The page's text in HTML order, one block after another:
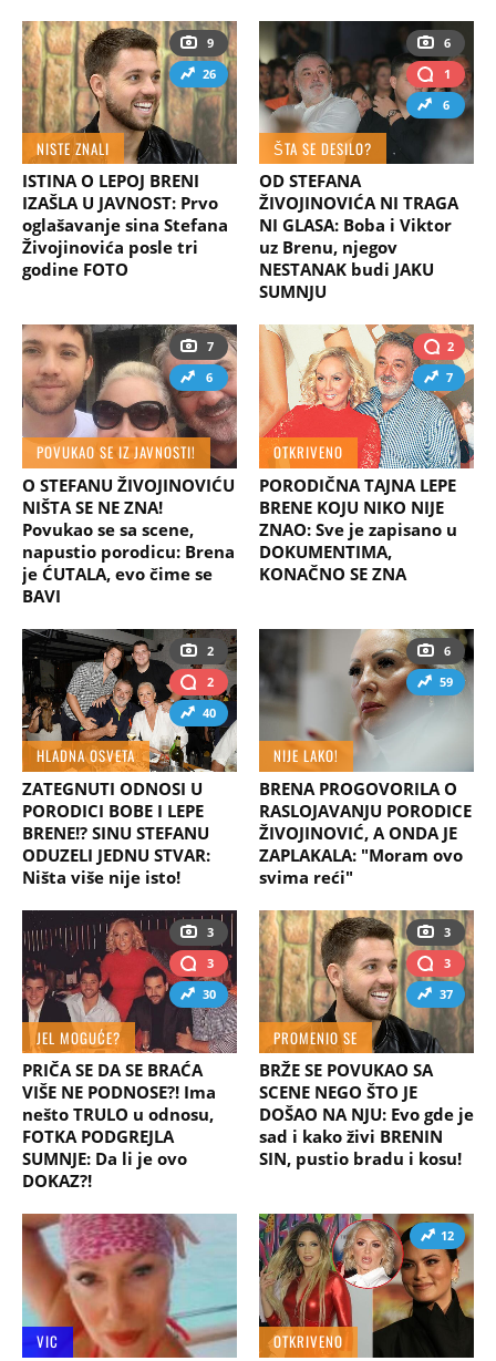
9
26
NISTE ZNALI
ISTINA O LEPOJ BRENI
IZAŠLA U JAVNOST: Prvo
oglašavanje sina Stefana
Živojinovića posle tri
godine FOTO
6
1
6
ŠTA SE DESILO?
OD STEFANA
ŽIVOJINOVIĆA NI TRAGA
NI GLASA: Boba i Viktor
uz Brenu, njegov
NESTANAK budi JAKU
SUMNJU
7
6
POVUKAO SE IZ JAVNOSTI!
O STEFANU ŽIVOJINOVIĆU
NIŠTA SE NE ZNA!
Povukao se sa scene,
napustio porodicu: Brena
je ĆUTALA, evo čime se
BAVI
2
7
OTKRIVENO
PORODIČNA TAJNA LEPE
BRENE KOJU NIKO NIJE
ZNAO: Sve je zapisano u
DOKUMENTIMA,
KONAČNO SE ZNA
2
2
40
HLADNA OSVETA
ZATEGNUTI ODNOSI U
PORODICI BOBE I LEPE
BRENE!? SINU STEFANU
ODUZELI JEDNU STVAR:
Ništa više nije isto!
6
59
NIJE LAKO!
BRENA PROGOVORILA O
RASLOJAVANJU PORODICE
ŽIVOJINOVIĆ, A ONDA JE
ZAPLAKALA: "Moram ovo
svima reći"
3
3
30
JEL MOGUĆE?
PRIČA SE DA SE BRAĆA
VIŠE NE PODNOSE?! Ima
nešto TRULO u odnosu,
FOTKA PODGREJLA
SUMNJE: Da li je ovo
DOKAZ?!
3
3
37
PROMENIO SE
BRŽE SE POVUKAO SA
SCENE NEGO ŠTO JE
DOŠAO NA NJU: Evo gde je
sad i kako živi BRENIN
SIN, pustio bradu i kosu!
VIC
12
OTKRIVENO